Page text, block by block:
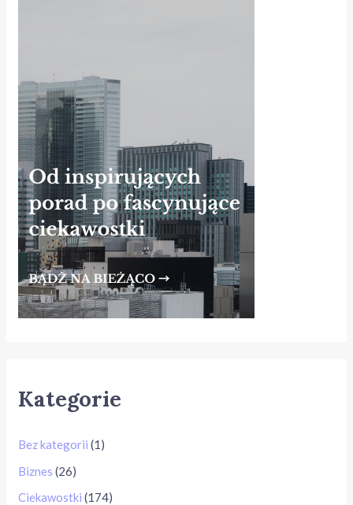
Kategorie
Bez kategorii (1)
Biznes (26)
Ciekawostki (174)